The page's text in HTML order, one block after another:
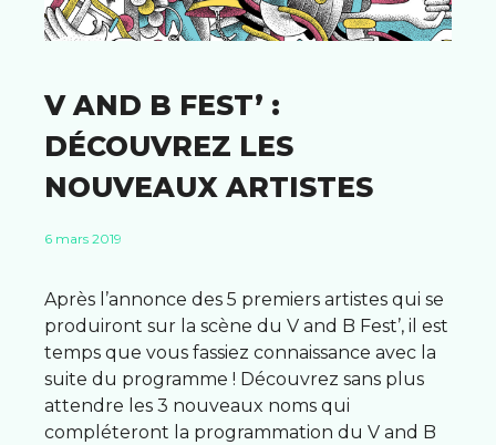
V AND B FEST’ :
DÉCOUVREZ LES
NOUVEAUX ARTISTES
6 mars 2019
Après l’annonce des 5 premiers artistes qui se
produiront sur la scène du V and B Fest’, il est
temps que vous fassiez connaissance avec la
suite du programme ! Découvrez sans plus
attendre les 3 nouveaux noms qui
compléteront la programmation du V and B